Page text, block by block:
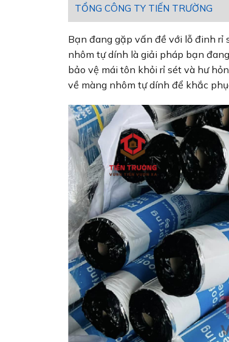
TỔNG CÔNG TY TIẾN TRƯỜNG
Bạn đang gặp vấn đề với lỗ đinh rỉ
nhôm tự dính là giải pháp bạn
bảo vệ mái tôn khỏi rỉ sét và hư
về màng nhôm tự dính để khắc